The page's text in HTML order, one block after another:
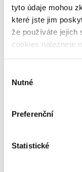
tyto údaje mohou
které jste jim
že používáte jejich
cookies naleznete
souhlasu
Nutné
Preferenční
StatistickéStáhnout vše